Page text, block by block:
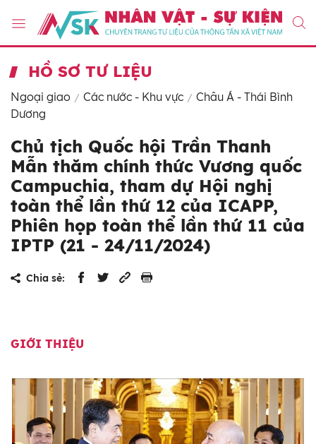
HỒ SƠ TƯ LIỆU
Ngoại giao Các nước - Khu vực
Châu Á - Thái Bình
Dương
Chủ tịch Quốc hội Trần Thanh
Mẫn thăm chính thức Vương quốc
Campuchia, tham dự Hội nghị
toàn thể lần thứ 12 của ICAPP,
Phiên họp toàn thể lần thứ 11 của
IPTP (21 - 24/11/2024)
Chia sẻ:
GIỚI THIỆU